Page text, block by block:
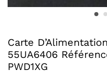
Carte
55UA6406
PWD1XG